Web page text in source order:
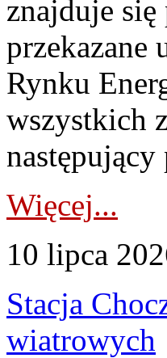
znajduje
przekazane
Rynku
wszystkich
Więcej...
10 lipca
Stacja
wiatrowych